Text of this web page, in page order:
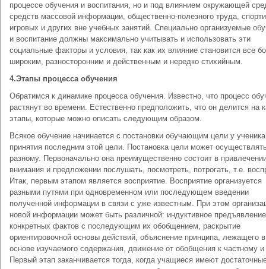
процессе обучения и воспитания, но и под влиянием окружающей
средств массовой информации, общественно-полезного труда,
игровых и других вне учебных занятий. Специально организуемые
и воспитание должны максимально учитывать и использовать эти
социальные факторы и условия, так как их влияние становится все
широким, разносторонним и действенным и нередко стихийным.
4.Этапы процесса обучения
Обратимся к динамике процесса обучения. Известно, что процесс
растянут во времени. Естественно предположить, что он делится на
этапы, которые можно описать следующим образом.
Всякое обучение начинается с постановки обучающим цели у
принятия последним этой цели. Постановка цели может
разному. Первоначально она преимущественно состоит в
внимания и предложении послушать, посмотреть, потрогать, т.е.
Итак, первым этапом является восприятие. Восприятие организуется
разными путями при одновременном или последующем введении
полученной информации в связи с уже известным. При этом
новой информации может быть различной: индуктивное предъявление
конкретных фактов с последующим их обобщением, раскрытие
ориентировочной основы действий, объяснение принципа, лежащего в
основе изучаемого содержания, движение от обобщения к частному и
Первый этап заканчивается тогда, когда учащиеся имеют